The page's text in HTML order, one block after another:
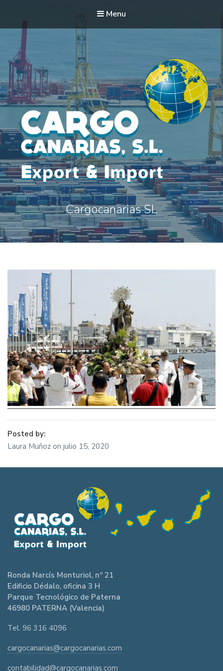
Menu
Cargocanarias SL
Posted by:
Laura Muñoz on julio 15, 2020
Ronda Narcís Monturiol, nº 21
Edificio Dédalo, oficina 3 H
Parque Tecnológico de Paterna
46980 PATERNA (Valencia)
Tel. 96 316 4096
cargocanarias@cargocanarias.com
contabilidad@cargocanarias.com